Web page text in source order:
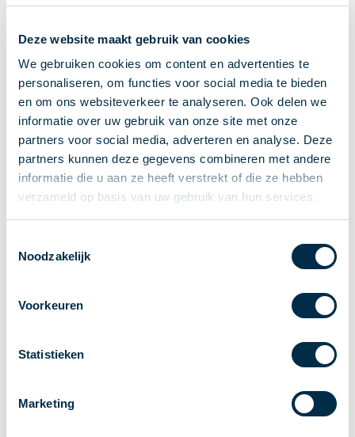
Deze website maakt gebruik van cookies
We gebruiken cookies om content en advertenties te
personaliseren, om functies voor social media te bieden
en om ons websiteverkeer te analyseren. Ook delen we
informatie over uw gebruik van onze site met onze
partners voor social media, adverteren en analyse. Deze
partners kunnen deze gegevens combineren met andere
informatie die u aan ze heeft verstrekt of die ze hebben
verzameld op basis van uw gebruik van hun services.
Noodzakelijk
Voorkeuren
Statistieken
Marketing
Onderling betalen
Overboeken
Bijzondere rekeningen en diensten
Standaarden in het betalingsverkeer
Feiten & Cijfers
Actueel
Betaaljournaal
Roadmap
Vereniging
Partners en stakeholders